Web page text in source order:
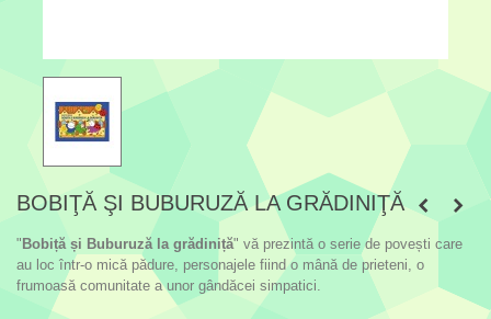
BOBIŢĂ ŞI BUBURUZĂ LA GRĂDINIŢĂ
" Bobiță și Buburuză la grădiniță" vă prezintă o serie de povești care
au loc într-o mică pădure, personajele fiind o mână de prieteni, o
frumoasă comunitate a unor gândăcei simpatici.